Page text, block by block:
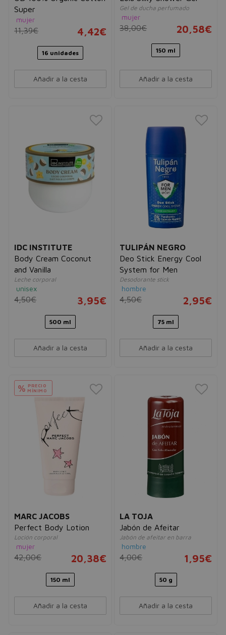
Super
mujer
11,39€ 4,42€
16 unidades
Añadir a la cesta
Gel de ducha perfumado
mujer
38,00€ 20,58€
150 ml
Añadir a la cesta
IDC INSTITUTE
Body Cream Coconut
and Vanilla
Leche corporal
unisex
4,50€ 3,95€
500 ml
Añadir a la cesta
TULIPÁN NEGRO
Deo Stick Energy Cool
System for Men
Desodorante stick
hombre
4,50€ 2,95€
75 ml
Añadir a la cesta
% PRECIO
MÍNIMO
MARC JACOBS
Perfect Body Lotion
Loción corporal
mujer
42,00€ 20,38€
150 ml
Añadir a la cesta
LA TOJA
Jabón de Afeitar
Jabón de afeitar en barra
hombre
4,00€ 1,95€
50 g
Añadir a la cesta